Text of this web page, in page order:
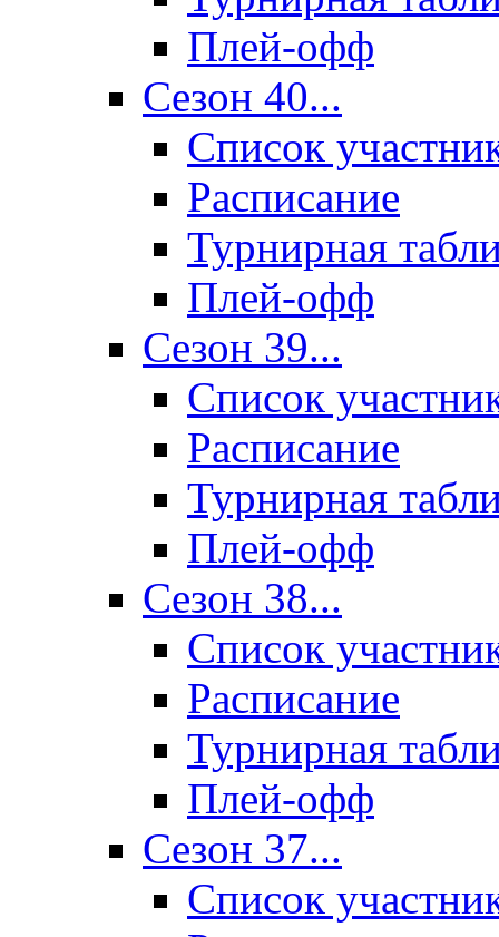
Плей-офф
Сезон 40...
Список
Расписание
Турнирная
Плей-офф
Сезон 39...
Список
Расписание
Турнирная
Плей-офф
Сезон 38...
Список
Расписание
Турнирная
Плей-офф
Сезон 37...
Список